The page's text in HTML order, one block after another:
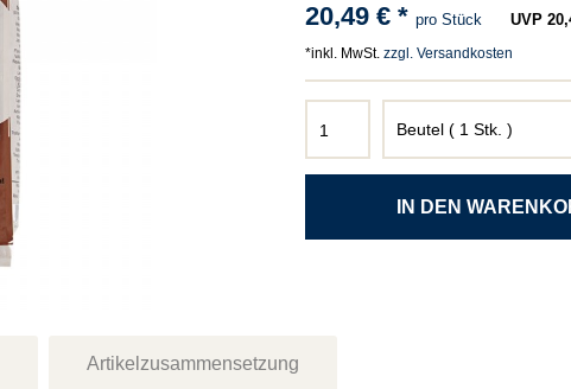
20,49 € * pro Stück UVP
*inkl. MwSt. zzgl. Versandkosten
Artikelzusammensetzung